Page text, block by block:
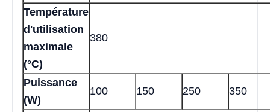
Température
d'utilisation
maximale
(°C)
380
Puissance
(W)
100 150 250 350